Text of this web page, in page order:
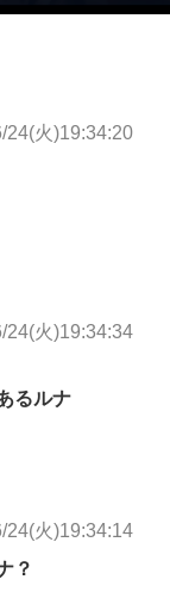
24(火)19:34:20
24(火)19:34:34
るルナ
24(火)19:34:14
？